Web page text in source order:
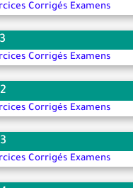
Corrigés Examens
Corrigés Examens
Corrigés Examens
Corrigés Examens